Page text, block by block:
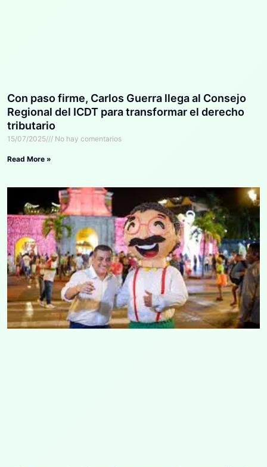
Con paso firme, Carlos Guerra llega al Consejo
Regional del ICDT para transformar el derecho
tributario
15/07/2025 No hay comentarios
Read More »